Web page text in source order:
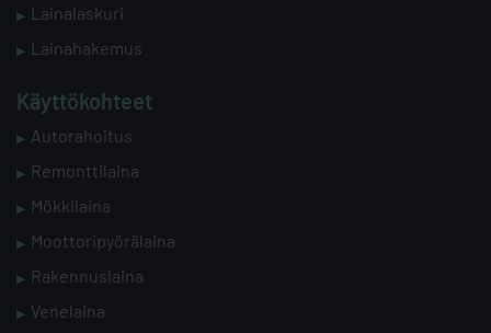
Lainalaskuri
Lainahakemus
Käyttökohteet
Autorahoitus
Remonttilaina
Mökkilaina
Moottoripyörälaina
Rakennuslaina
Venelaina